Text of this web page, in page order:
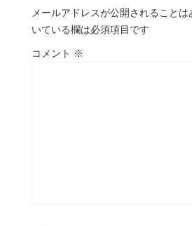
メールアドレスが公開されることは
いている欄は必須項目です
コメント ※